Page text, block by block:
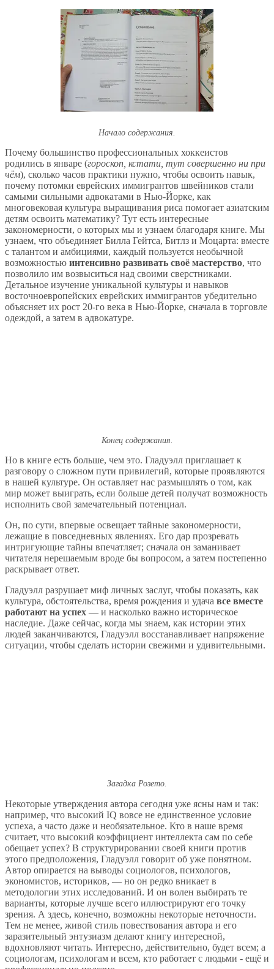
Начало содержания.
Почему большинство профессиональных хоккеистов
родились в январе (гороскоп, кстати, тут совершенно ни при
чём), сколько часов практики нужно, чтобы освоить навык,
почему потомки еврейских иммигрантов швейников стали
самыми сильными адвокатами в Нью-Йорке, как
многовековая культура выращивания риса помогает азиатским
детям освоить математику? Тут есть интересные
закономерности, о которых мы и узнаем благодаря книге. Мы
узнаем, что объединяет Билла Гейтса, Битлз и Моцарта: вместе
с талантом и амбициями, каждый пользуется необычной
возможностью интенсивно развивать своё мастерство, что
позволило им возвыситься над своими сверстниками.
Детальное изучение уникальной культуры и навыков
восточноевропейских еврейских иммигрантов убедительно
объясняет их рост 20-го века в Нью-Йорке, сначала в торговле
одеждой, а затем в адвокатуре.
Конец содержания.
Но в книге есть больше, чем это. Гладуэлл приглашает к
разговору о сложном пути привилегий, которые проявляются
в нашей культуре. Он оставляет нас размышлять о том, как
мир может выиграть, если больше детей получат возможность
исполнить свой замечательный потенциал.
Он, по сути, впервые освещает тайные закономерности,
лежащие в повседневных явлениях. Его дар прозревать
интригующие тайны впечатляет; сначала он заманивает
читателя нерешаемым вроде бы вопросом, а затем постепенно
раскрывает ответ.
Гладуэлл разрушает миф личных заслуг, чтобы показать, как
культура, обстоятельства, время рождения и удача все вместе
работают на успех — и насколько важно историческое
наследие. Даже сейчас, когда мы знаем, как истории этих
людей заканчиваются, Гладуэлл восстанавливает напряжение
ситуации, чтобы сделать истории свежими и удивительными.
Загадка Розето.
Некоторые утверждения автора сегодня уже ясны нам и так:
например, что высокий IQ вовсе не единственное условие
успеха, а часто даже и необязательное. Кто в наше время
считает, что высокий коэффициент интеллекта сам по себе
обещает успех? В структурировании своей книги против
этого предположения, Гладуэлл говорит об уже понятном.
Автор опирается на выводы социологов, психологов,
экономистов, историков, — но он редко вникает в
методологии этих исследований. И он волен выбирать те
варианты, которые лучше всего иллюстрируют его точку
зрения. А здесь, конечно, возможны некоторые неточности.
Тем не менее, живой стиль повествования автора и его
заразительный энтузиазм делают книгу интересной,
вдохновляют читать. Интересно, действительно, будет всем; а
социологам, психологам и всем, кто работает с людьми - ещё и